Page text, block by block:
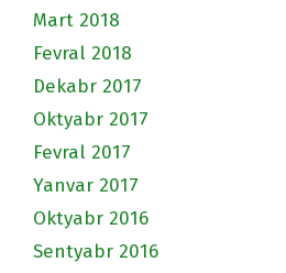
Mart 2018
Fevral 2018
Dekabr 2017
Oktyabr 2017
Fevral 2017
Yanvar 2017
Oktyabr 2016
Sentyabr 2016